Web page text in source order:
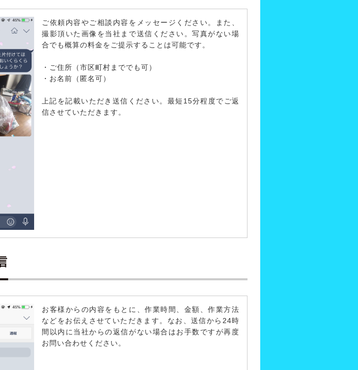
ご依頼内容やご相談内容をメッセージください。また、
撮影頂いた画像を当社まで送信ください。写真がない場
合でも概算の料金をご提示することは可能です。
・ご住所（市区町村まででも可）
・お名前（匿名可）
上記を記載いただき送信ください。最短15分程度でご返
信させていただきます。
お客様からの内容をもとに、作業時間、金額、作業方法
などをお伝えさせていただきます。なお、送信から24時
間以内に当社からの返信がない場合はお手数ですが再度
お問い合わせください。